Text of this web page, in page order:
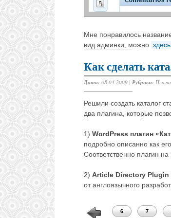
Мне понравилось
вид админки, можно здесь
Как сделать
Дата: 08.04.2009 | Рубрика:
Решили создать каталог
два плагина, которые
1) WordPress плагин
подробно описанно как
Соответственно плагин на
2) Article Directory Plugin
от англоязычного
2 3 5 6 7